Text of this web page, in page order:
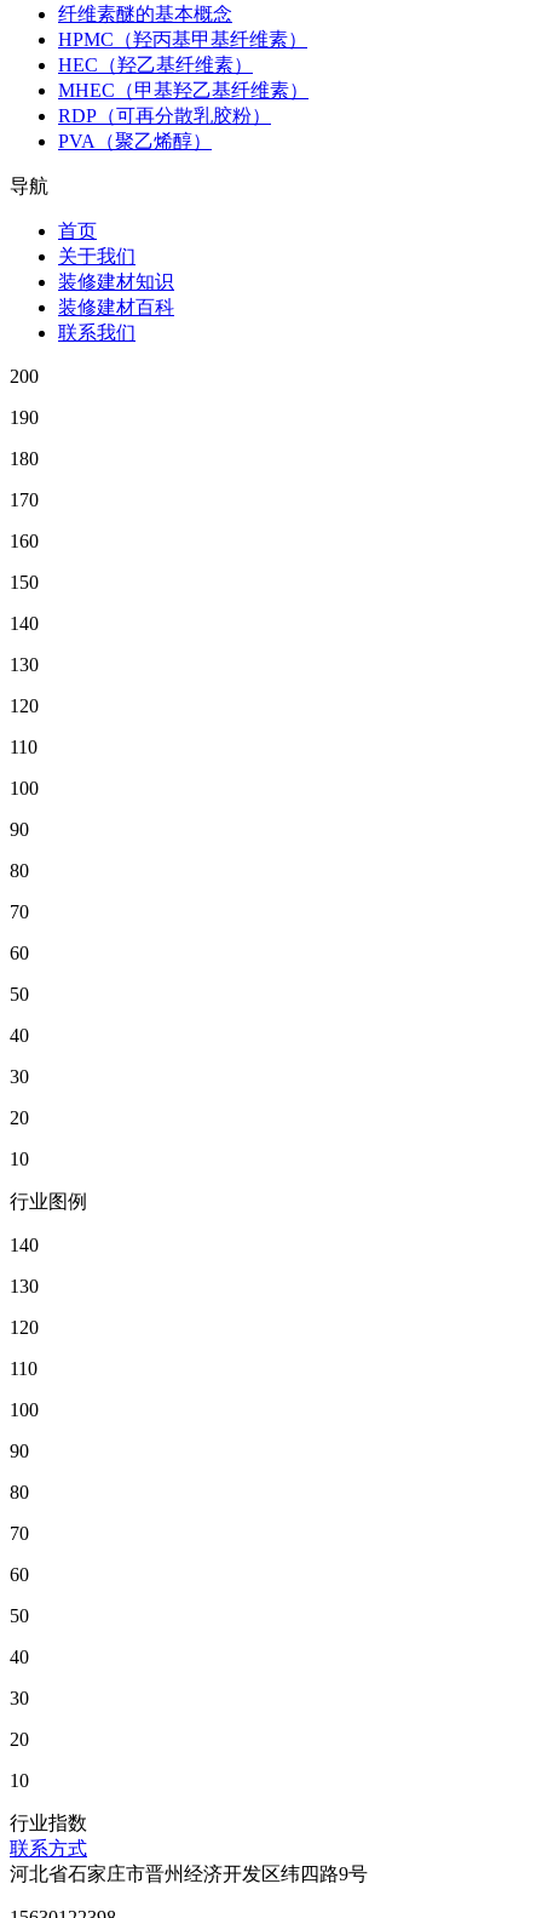
纤维素醚的基本概念
HPMC（羟丙基甲基纤维素）
HEC（羟乙基纤维素）
MHEC（甲基羟乙基纤维素）
RDP（可再分散乳胶粉）
PVA（聚乙烯醇）
导航
首页
关于我们
装修建材知识
装修建材百科
联系我们
200
190
180
170
160
150
140
130
120
110
100
90
80
70
60
50
40
30
20
10
行业图例
140
130
120
110
100
90
80
70
60
50
40
30
20
10
行业指数
联系方式
河北省石家庄市晋州经济开发区纬四路9号